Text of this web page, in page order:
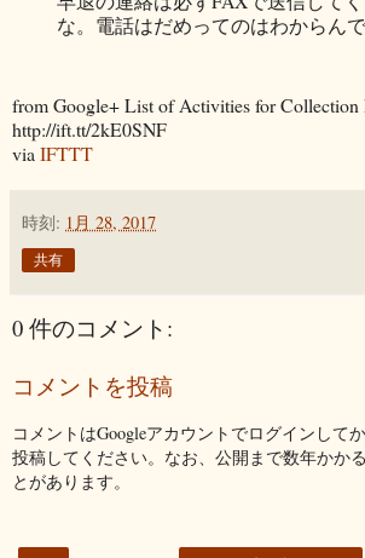
な。電話はだめってのはわからん
from Google+ List of Activities for
http://ift.tt/2kE0SNF
via IFTTT
時刻: 1月 28, 2017
共有
0 件のコメント:
コメントを投稿
コメントはGoogleアカウントでログインして
投稿してください。なお、公開まで数年かか
とがあります。